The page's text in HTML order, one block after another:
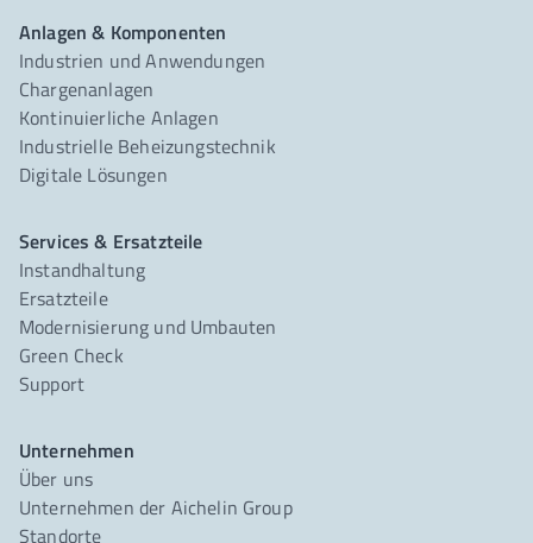
Anlagen & Komponenten
Industrien und Anwendungen
Chargenanlagen
Kontinuierliche Anlagen
Industrielle Beheizungstechnik
Digitale Lösungen
Services & Ersatzteile
Instandhaltung
Ersatzteile
Modernisierung und Umbauten
Green Check
Support
Unternehmen
Über uns
Unternehmen der Aichelin Group
Standorte